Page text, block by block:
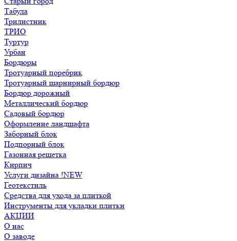
Табула
Трилистник
ТРИО
Туртур
Урбан
Бордюры
Тротуарный поребрик
Тротуарный шарнирный бордюр
Бордюр дорожный
Металлический бордюр
Садовый бордюр
Оформление ландшафта
Заборный блок
Подпорный блок
Газонная решетка
Кирпич
Услуги дизайна !NEW
Геотекстиль
Средства для ухода за плиткой
Инструменты для укладки плитки
АКЦИИ
О нас
О заводе